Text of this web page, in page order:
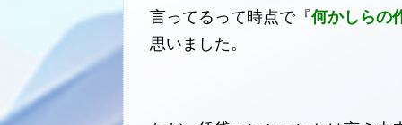
言ってるって時点で『何かしらの
思いました。